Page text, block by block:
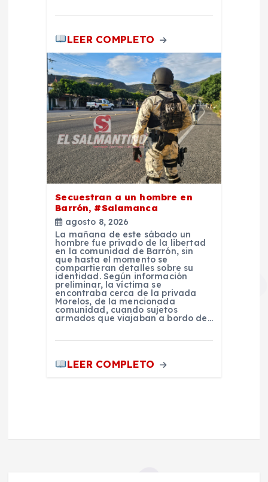
LEER COMPLETO
Secuestran a un hombre en
Barrón, #Salamanca
agosto 8, 2026
La mañana de este sábado un
hombre fue privado de la libertad
en la comunidad de Barrón, sin
que hasta el momento se
compartieran detalles sobre su
identidad. Según información
preliminar, la víctima se
encontraba cerca de la privada
Morelos, de la mencionada
comunidad, cuando sujetos
armados que viajaban a bordo de…
LEER COMPLETO